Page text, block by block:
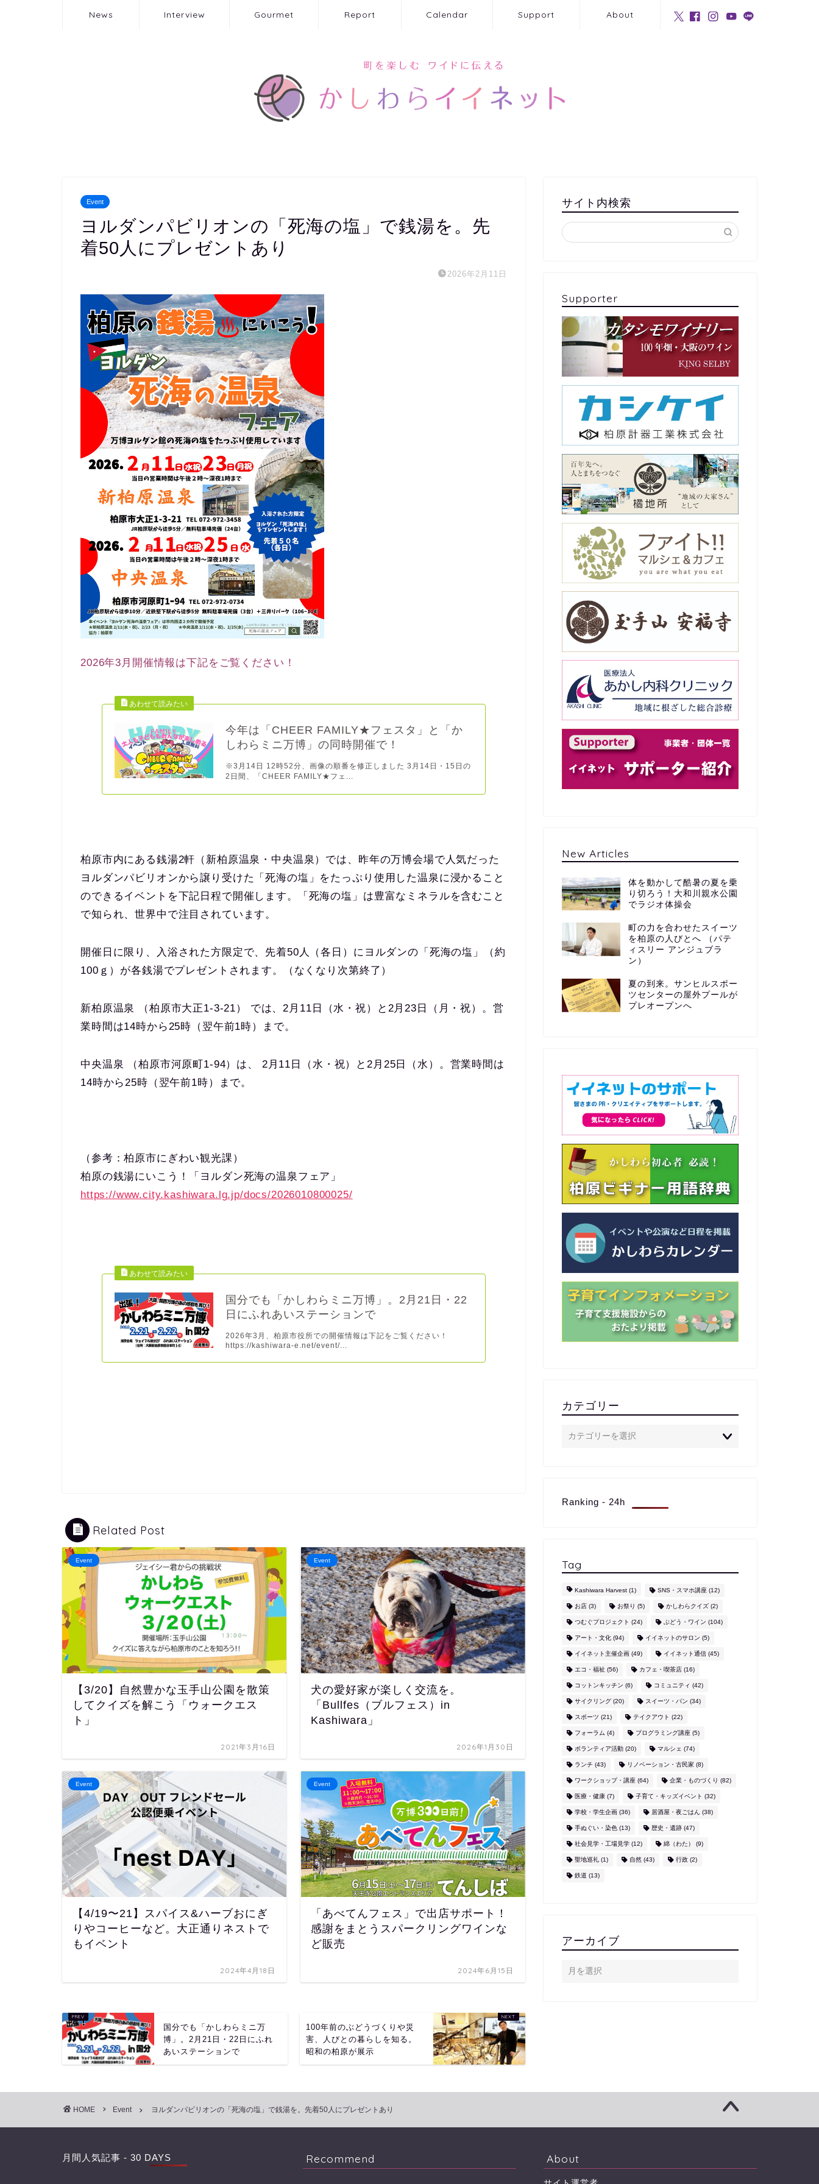
News Interview Gourmet Report Calendar Support About
Event
ヨルダンパビリオンの「死海の塩」で銭湯を。先
着50人にプレゼントあり
2026年2月11日
2026年3月開催情報は下記をご覧ください！
今年は「CHEER FAMILY★フェスタ」と「か
しわらミニ万博」の同時開催で！
※3月14日 12時52分、画像の順番を修正しました 3月14日・15日の
2日間、「CHEER FAMILY★フェ...
柏原市内にある銭湯2軒（新柏原温泉・中央温泉）では、昨年の万博会場で人気だった
ヨルダンパビリオンから譲り受けた「死海の塩」をたっぷり使用した温泉に浸かること
のできるイベントを下記日程で開催します。「死海の塩」は豊富なミネラルを含むこと
で知られ、世界中で注目されています。
開催日に限り、入浴された方限定で、先着50人（各日）にヨルダンの「死海の塩」（約
100ｇ）が各銭湯でプレゼントされます。（なくなり次第終了）
新柏原温泉 （柏原市大正1-3-21） では、2月11日（水・祝）と2月23日（月・祝）。営
業時間は14時から25時（翌午前1時）まで。
中央温泉 （柏原市河原町1-94）は、 2月11日（水・祝）と2月25日（水）。営業時間は
14時から25時（翌午前1時）まで。
（参考：柏原市にぎわい観光課）
柏原の銭湯にいこう！「ヨルダン死海の温泉フェア」
https://www.city.kashiwara.lg.jp/docs/2026010800025/
国分でも「かしわらミニ万博」。2月21日・22
日にふれあいステーションで
2026年3月、柏原市役所での開催情報は下記をご覧ください！
https://kashiwara-e.net/event/...
Related Post
Event
【3/20】自然豊かな玉手山公園を散策
してクイズを解こう「ウォークエス
ト」
2021年3月16日
Event
犬の愛好家が楽しく交流を。
「Bullfes（ブルフェス）in
Kashiwara」
2026年1月30日
Event
【4/19〜21】スパイス&ハーブおにぎ
りやコーヒーなど。大正通りネストで
もイベント
2024年4月18日
Event
「あべてんフェス」で出店サポート！
感謝をまとうスパークリングワインな
ど販売
2024年6月15日
国分でも「かしわらミニ万
博」。2月21日・22日にふれ
あいステーションで
100年前のぶどうづくりや災
害、人びとの暮らしを知る。
昭和の柏原が展示
サイト内検索
Supporter
New Articles
体を動かして酷暑の夏を乗
り切ろう！大和川親水公園
でラジオ体操会
町の力を合わせたスイーツ
を柏原の人びとへ （パテ
ィスリー アンジュブラ
ン）
夏の到来。サンヒルスポー
ツセンターの屋外プールが
プレオープンへ
カテゴリー
Ranking - 24h
Tag
Kashiwara Harvest(1) SNS・スマホ講座 (12)
お店 (3) お祭り (5) かしわらクイズ(2)
つむぐプロジェクト (24) ぶどう・ワイン (104)
アート・文化(94) イイネットのサロン (5)
イイネット主催企画 (49) イイネット通信(45)
エコ・福祉(56) カフェ・喫茶店 (16)
コットンキッチン (6) コミュニティ (42)
サイクリング(20) スイーツ・パン (34)
スポーツ (21) テイクアウト (22)
フォーラム (4) プログラミング講座 (5)
ボランティア活動(20) マルシェ (74)
ランチ(43) リノベーション・古民家(8)
ワークショップ・講座 (64) 企業・ものづくり (82)
医療・健康(7) 子育て・キッズイベント (32)
学校・学生企画 (36) 居酒屋・夜ごはん (38)
手ぬぐい・染色(13) 歴史・遺跡(47)
社会見学・工場見学(12) 綿（わた） (9)
聖地巡礼(1) 自然(43) 行政(2)
鉄道 (13)
アーカイブ
HOME Event ヨルダンパビリオンの「死海の塩」で銭湯を。先着50人にプレゼントあり
月間人気記事 - 30 DAYS Recommend About